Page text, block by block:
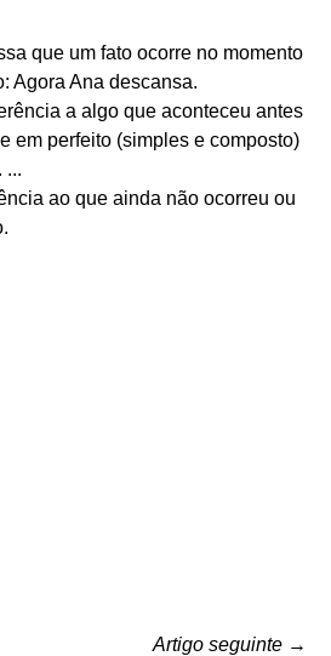
que um fato ocorre no momento
Agora Ana descansa.
a algo que aconteceu antes
em perfeito (simples e composto)
...
ao que ainda não ocorreu ou
Artigo seguinte →